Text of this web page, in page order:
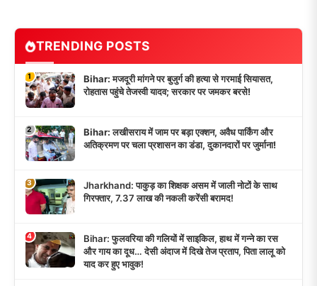
TRENDING POSTS
1
Bihar: मजदूरी मांगने पर बुजुर्ग की हत्या से गरमाई सियासत,
रोहतास पहुंचे तेजस्वी यादव; सरकार पर जमकर बरसे!
2
Bihar: लखीसराय में जाम पर बड़ा एक्शन, अवैध पार्किंग और
अतिक्रमण पर चला प्रशासन का डंडा, दुकानदारों पर जुर्माना!
3
Jharkhand: पाकुड़ का शिक्षक असम में जाली नोटों के साथ
गिरफ्तार, 7.37 लाख की नकली करेंसी बरामद!
4
Bihar: फुलवरिया की गलियों में साइकिल, हाथ में गन्ने का रस
और गाय का दूध… देसी अंदाज में दिखे तेज प्रताप, पिता लालू को
याद कर हुए भावुक!